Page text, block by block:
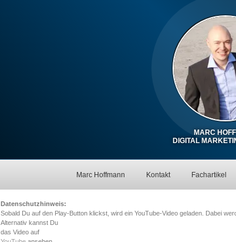
MARC
DIGITAL
Marc Hoffmann Kontakt Fachartikel
Datenschutzhinweis:
Sobald Du auf den Play-Button klickst, wird ein YouTube-Video geladen. Dabei
Alternativ kannst Du
das Video auf